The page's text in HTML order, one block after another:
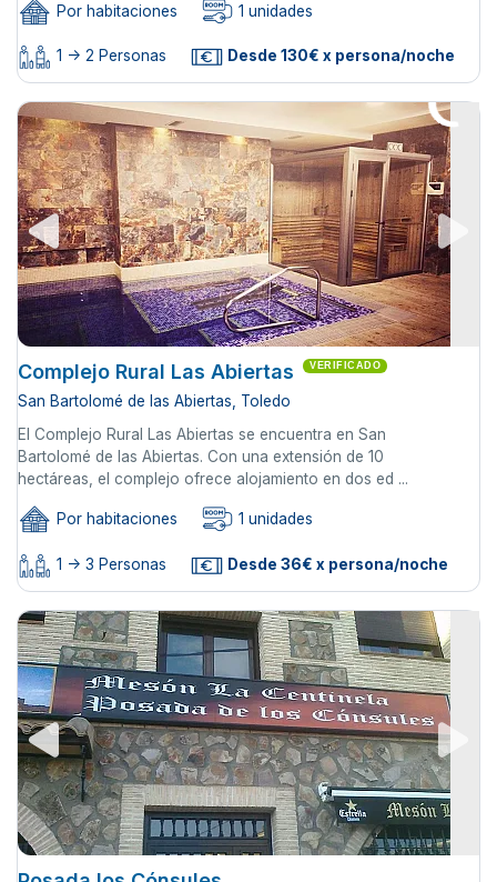
Por habitaciones 1 unidades
1 -> 2 Personas Desde 130€ x persona/noche
Complejo Rural Las Abiertas VERIFICADO
San Bartolomé de las Abiertas, Toledo
El Complejo Rural Las Abiertas se encuentra en San
Bartolomé de las Abiertas. Con una extensión de 10
hectáreas, el complejo ofrece alojamiento en dos ed ...
Por habitaciones 1 unidades
1 -> 3 Personas Desde 36€ x persona/noche